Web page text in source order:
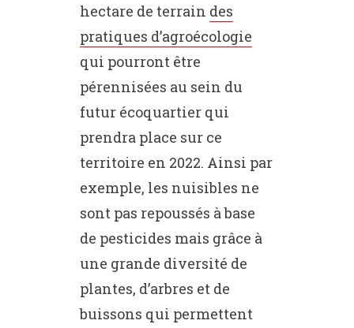
hectare de terrain des
pratiques d’agroécologie
qui pourront être
pérennisées au sein du
futur écoquartier qui
prendra place sur ce
territoire en 2022. Ainsi par
exemple, les nuisibles ne
sont pas repoussés à base
de pesticides mais grâce à
une grande diversité de
plantes, d’arbres et de
buissons qui permettent